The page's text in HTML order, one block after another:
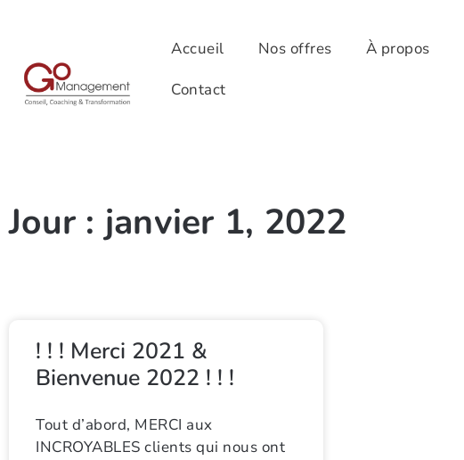
Accueil Nos offres À propos
Contact
Jour : janvier 1, 2022
! ! ! Merci 2021 &
Bienvenue 2022 ! ! !
Tout d’abord, MERCI aux
INCROYABLES clients qui nous ont